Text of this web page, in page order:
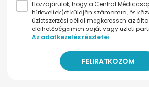
Hozzájárulok, hogy a Central
hírlevel(ek)et küldjön számomra, és
üzletszerzési céllal megkeressen az
elérhetőségeimen saját vagy üzleti
Az adatkezelés részletei